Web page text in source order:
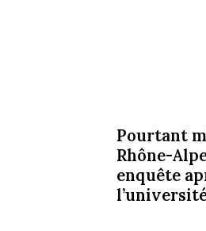
Pourtant
Rhône-
enquête